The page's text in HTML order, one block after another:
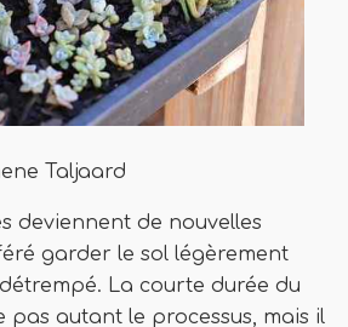
Taljaard
deviennent de nouvelles
garder le sol légèrement
La courte durée du
pas autant le processus, mais il